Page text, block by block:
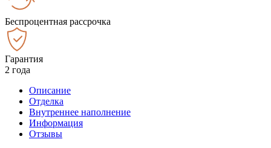
Беспроцентная рассрочка
Гарантия
2 года
Описание
Отделка
Внутреннее наполнение
Информация
Отзывы